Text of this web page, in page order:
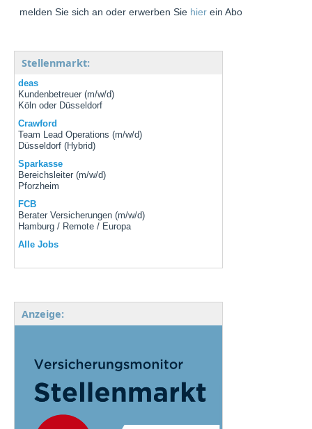
melden Sie sich an oder erwerben Sie hier ein Abo
Stellenmarkt:
deas
Kundenbetreuer (m/w/d)
Köln oder Düsseldorf
Crawford
Team Lead Operations (m/w/d)
Düsseldorf (Hybrid)
Sparkasse
Bereichsleiter (m/w/d)
Pforzheim
FCB
Berater Versicherungen (m/w/d)
Hamburg / Remote / Europa
Alle Jobs
Anzeige: